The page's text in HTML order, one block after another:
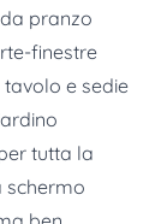
pranzo
finestre
e sedie
tutta la
schermo